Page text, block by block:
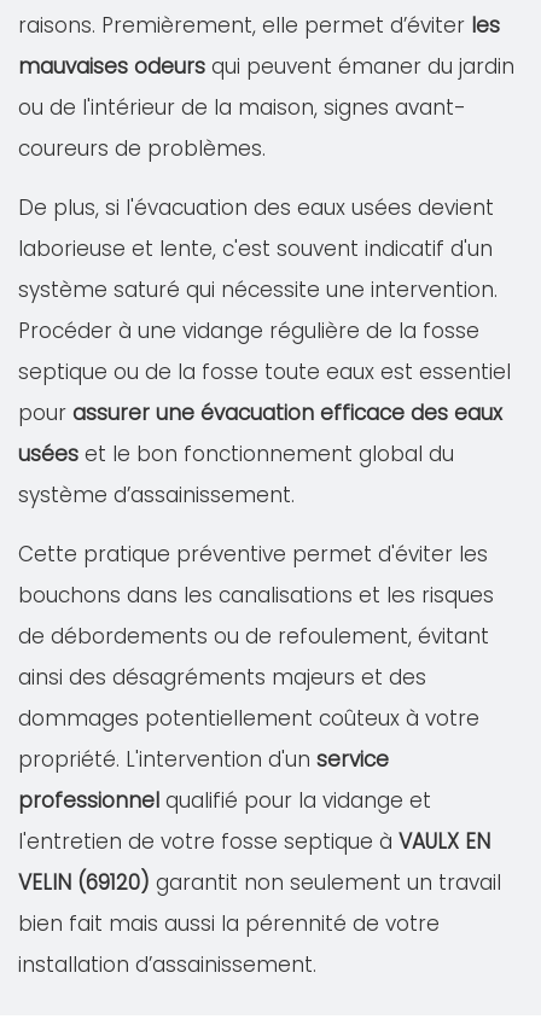
raisons. Premièrement, elle permet d’éviter les
mauvaises odeurs qui peuvent émaner du jardin
ou de l'intérieur de la maison, signes avant-
coureurs de problèmes.
De plus, si l'évacuation des eaux usées devient
laborieuse et lente, c'est souvent indicatif d'un
système saturé qui nécessite une intervention.
Procéder à une vidange régulière de la fosse
septique ou de la fosse toute eaux est essentiel
pour assurer une évacuation efficace des eaux
usées et le bon fonctionnement global du
système d’assainissement.
Cette pratique préventive permet d'éviter les
bouchons dans les canalisations et les risques
de débordements ou de refoulement, évitant
ainsi des désagréments majeurs et des
dommages potentiellement coûteux à votre
propriété. L'intervention d'un service
professionnel qualifié pour la vidange et
l'entretien de votre fosse septique à VAULX EN
VELIN (69120) garantit non seulement un travail
bien fait mais aussi la pérennité de votre
installation d’assainissement.